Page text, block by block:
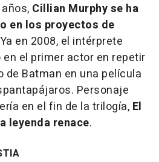
Cillian Murphy se ha
en los proyectos de
en 2008, el intérprete
el primer actor en repetir
de Batman en una película
Personaje
en el fin de la trilogía, El
leyenda renace.